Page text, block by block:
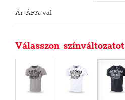
Ár ÁFA-val
Válasszon színváltozatot